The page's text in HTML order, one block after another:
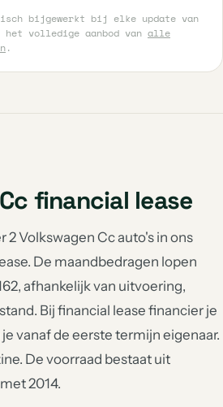
Volkswagen Crosspolo
bijgewerkt bij elke update van
volledige aanbod van alle
.
financial lease
2 Volkswagen Cc auto's in ons
De maandbedragen lopen
afhankelijk van uitvoering,
Bij financial lease financier je
vanaf de eerste termijn eigenaar.
De voorraad bestaat uit
2014.